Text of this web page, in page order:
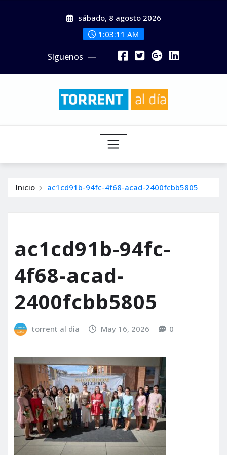
sábado, 8 agosto 2026
1:03:12 AM
Síguenos
Inicio ac1cd91b-94fc-4f68-acad-2400fcbb5805
ac1cd91b-94fc-
4f68-acad-
2400fcbb5805
torrent al dia May 16, 2026 0